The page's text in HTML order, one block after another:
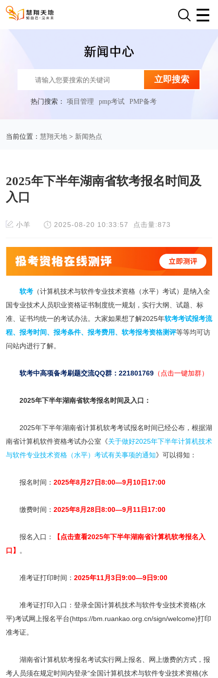
立即搜索
热门搜索：项目管理 pmp考试 PMP备考
当前位置： 慧翔天地> 新闻热点
2025年下半年湖南省软考报名时间及
入口
小羊 2025-08-20 10:33:57 点击量:873
软考（计算机技术与软件专业技术资格（水平）考试）是纳入全
国专业技术人员职业资格证书制度统一规划，实行大纲、试题、标
准、证书均统一的考试办法。大家如果想了解2025年软考考试报考流
程、 报考时间、 报考条件、 报考费用、 软考报考资格测评等等均可访
问站内进行了解。
软考中高项备考刷题交流QQ群：221801769（点击一键加群）
2025年下半年湖南省软考报名时间及入口：
2025年下半年湖南省计算机软考考试报名时间已经公布，根据湖
南省计算机软件资格考试办公室 《关于做好2025年下半年计算机技术
与软件专业技术资格（水平）考试有关事项的通知》可以得知：
报名时间： 2025年8月27日8:00—9月10日17:00
缴费时间： 2025年8月28日8:00—9月11日17:00
报名入口：
【点击查看2025年下半年湖南省计算机软考报名入
口】 。
准考证打印时间： 2025年11月3日9:00—9日9:00
准考证打印入口：登录全国计算机技术与软件专业技术资格(水
平)考试网上报名平台(https://bm.ruankao.org.cn/sign/welcome)打印
准考证。
湖南省计算机软考报名考试实行网上报名、网上缴费的方式，报
考人员须在规定时间内登录“全国计算机技术与软件专业技术资格(水